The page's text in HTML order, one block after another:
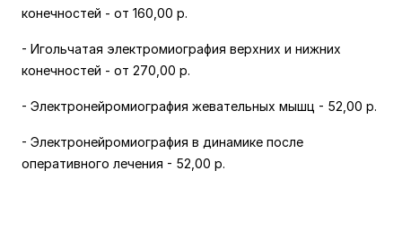
конечностей - от 160,00 р.
- Игольчатая электромиография верхних и нижних
конечностей - от 270,00 р.
- Электронейромиография жевательных мышц - 52,00 р.
- Электронейромиография в динамике после
оперативного лечения - 52,00 р.